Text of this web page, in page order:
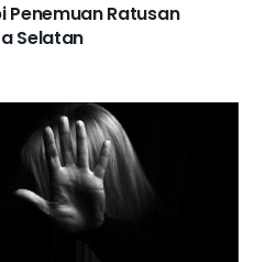
Penemuan Ratusan
Selatan